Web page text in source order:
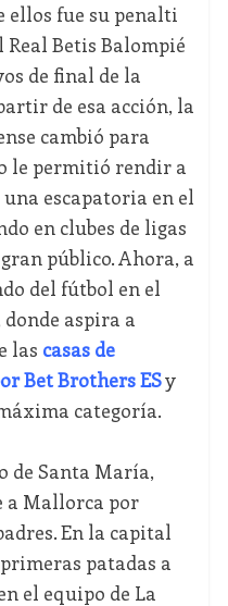
ellos fue su penalti
Betis Balompié
de final de la
de esa acción, la
cambió para
le permitió rendir a
escapatoria en el
en clubes de ligas
público. Ahora, a
del fútbol en el
aspira a
las casas de
Bet Brothers ESy
categoría.
de Santa María,
a Mallorca por
En la capital
patadas a
el equipo de La